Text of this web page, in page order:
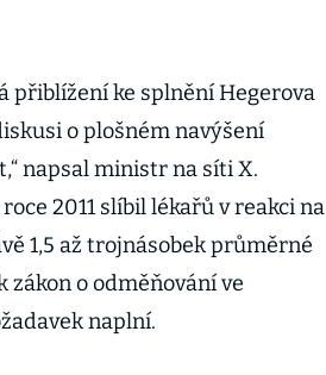
přiblížení ke splnění Hegerova
o plošném navýšení
napsal ministr na síti X.
2011 slíbil lékařů v reakci na
1,5 až trojnásobek průměrné
o odměňování ve
naplní.